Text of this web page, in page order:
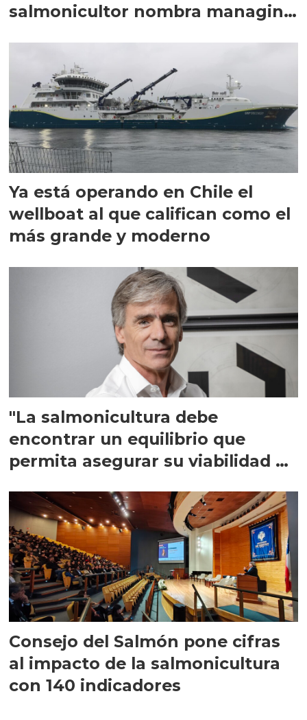
salmonicultor nombra managing
Ya está operando en Chile el
wellboat al que califican como el
más grande y moderno
"La salmonicultura debe
encontrar un equilibrio que
permita asegurar su viabilidad de
Consejo del Salmón pone cifras
al impacto de la salmonicultura
con 140 indicadores